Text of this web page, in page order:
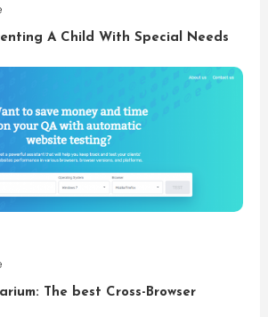
A Child With Special Needs
The best Cross-Browser